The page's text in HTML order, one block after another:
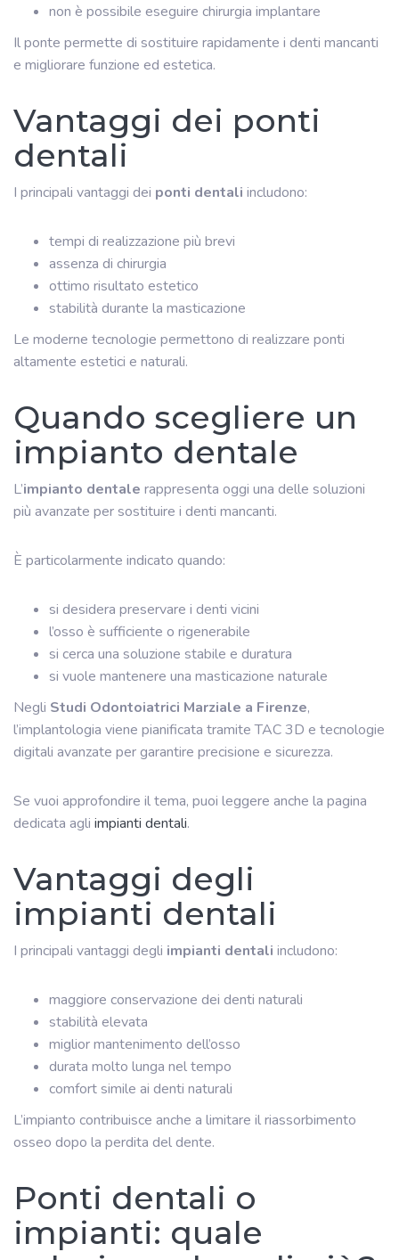
non è possibile eseguire chirurgia implantare
Il ponte permette di sostituire rapidamente i denti mancanti
e migliorare funzione ed estetica.
Vantaggi dei ponti
dentali
I principali vantaggi dei ponti dentali includono:
tempi di realizzazione più brevi
assenza di chirurgia
ottimo risultato estetico
stabilità durante la masticazione
Le moderne tecnologie permettono di realizzare ponti
altamente estetici e naturali.
Quando scegliere un
impianto dentale
L’impianto dentale rappresenta oggi una delle soluzioni
più avanzate per sostituire i denti mancanti.
È particolarmente indicato quando:
si desidera preservare i denti vicini
l’osso è sufficiente o rigenerabile
si cerca una soluzione stabile e duratura
si vuole mantenere una masticazione naturale
Negli Studi Odontoiatrici Marziale a Firenze,
l’implantologia viene pianificata tramite TAC 3D e tecnologie
digitali avanzate per garantire precisione e sicurezza.
Se vuoi approfondire il tema, puoi leggere anche la pagina
dedicata agli impianti dentali.
Vantaggi degli
impianti dentali
I principali vantaggi degli impianti dentali includono:
maggiore conservazione dei denti naturali
stabilità elevata
miglior mantenimento dell’osso
durata molto lunga nel tempo
comfort simile ai denti naturali
L’impianto contribuisce anche a limitare il riassorbimento
osseo dopo la perdita del dente.
Ponti dentali o
impianti: quale